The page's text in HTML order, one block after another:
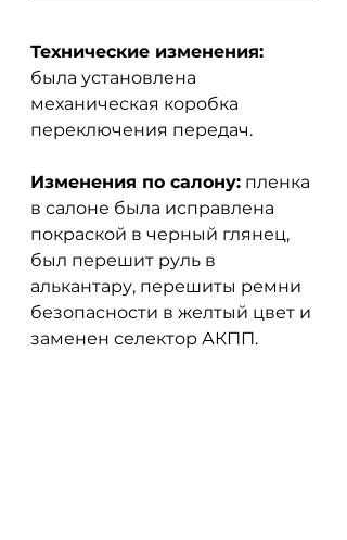
Технические изменения:
была установлена
механическая коробка
переключения передач.
Изменения по салону: пленка
в салоне была исправлена
покраской в черный глянец,
был перешит руль в
алькантару, перешиты ремни
безопасности в желтый цвет и
заменен селектор АКПП.